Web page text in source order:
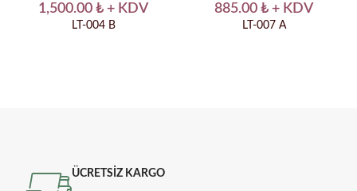
1,500.00 ₺ + KDV
LT-004 B
885.00 ₺ + KDV
LT-007 A
ÜCRETSİZ KARGO